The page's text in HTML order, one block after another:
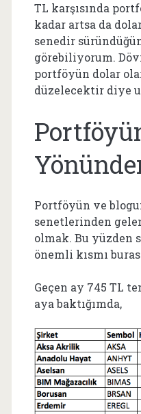
TL karşısında
kadar artsa da
senedir
görebiliyorum.
portföyün dolar
düzelecektir diye
Portföyün ve
senetlerinden
olmak. Bu yüzden
önemli kısmı
Geçen ay 745 TL
aya baktığımda,